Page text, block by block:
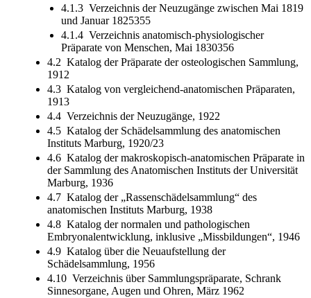
4.1.3 Verzeichnis der Neuzugänge zwischen Mai 1819
und Januar 1825355
4.1.4 Verzeichnis anatomisch-physiologischer
Präparate von Menschen, Mai 1830356
4.2 Katalog der Präparate der osteologischen Sammlung,
1912
4.3 Katalog von vergleichend-anatomischen Präparaten,
1913
4.4 Verzeichnis der Neuzugänge, 1922
4.5 Katalog der Schädelsammlung des anatomischen
Instituts Marburg, 1920/23
4.6 Katalog der makroskopisch-anatomischen Präparate in
der Sammlung des Anatomischen Instituts der Universität
Marburg, 1936
4.7 Katalog der „Rassenschädelsammlung“ des
anatomischen Instituts Marburg, 1938
4.8 Katalog der normalen und pathologischen
Embryonalentwicklung, inklusive „Missbildungen“, 1946
4.9 Katalog über die Neuaufstellung der
Schädelsammlung, 1956
4.10 Verzeichnis über Sammlungspräparate, Schrank
Sinnesorgane, Augen und Ohren, März 1962